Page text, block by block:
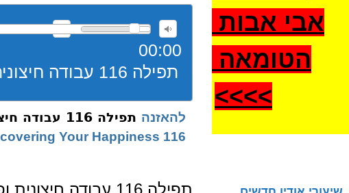
00:00
תפילה 116 עבודה חיצונית ופנימית שמחה
להאזנה תפילה 116 עבודה חיצונית ופנימית שמחה
116 Discovering Your Happiness
תפילה 116 עבודה חיצונית ופנימית שמחה
אבי אבות
הטומאה
>>>
>